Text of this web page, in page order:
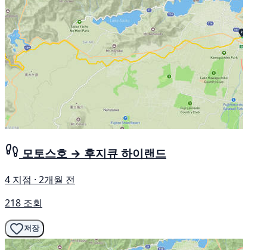
모토스호 → 후지큐 하이랜드
4 지점 · 2개월 전
218 조회
저장